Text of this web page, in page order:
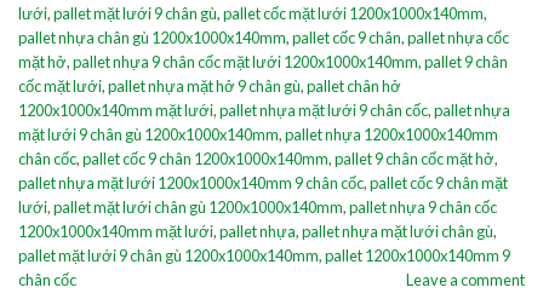
lưới,pallet mặt lưới 9 chân gù,pallet cốc mặt lưới 1200x1000x140mm,
pallet nhựa chân gù 1200x1000x140mm,pallet cốc 9 chân,pallet nhựa cốc
mặt hở,pallet nhựa 9 chân cốc mặt lưới 1200x1000x140mm,pallet 9 chân
cốc mặt lưới,pallet nhựa mặt hở 9 chân gù,pallet chân hở
1200x1000x140mm mặt lưới,pallet nhựa mặt lưới 9 chân cốc,pallet nhựa
mặt lưới 9 chân gù 1200x1000x140mm,pallet nhựa 1200x1000x140mm
chân cốc,pallet cốc 9 chân 1200x1000x140mm,pallet 9 chân cốc mặt hở,
pallet nhựa mặt lưới 1200x1000x140mm 9 chân cốc,pallet cốc 9 chân mặt
lưới,pallet mặt lưới chân gù 1200x1000x140mm,pallet nhựa 9 chân cốc
1200x1000x140mm mặt lưới,pallet nhựa,pallet nhựa mặt lưới chân gù,
pallet mặt lưới 9 chân gù 1200x1000x140mm,pallet 1200x1000x140mm 9
chân cốc
Leave a comment